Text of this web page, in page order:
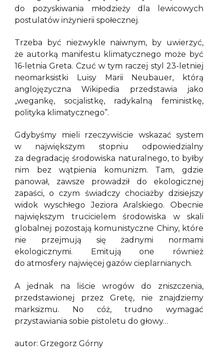
do pozyskiwania młodzieży dla lewicowych
postulatów inżynierii społecznej.
Trzeba być niezwykle naiwnym, by uwierzyć,
że autorką manifestu klimatycznego może być
16-letnia Greta. Czuć w tym raczej styl 23-letniej
neomarksistki Luisy Marii Neubauer, którą
anglojęzyczna Wikipedia przedstawia jako
„wegankę, socjalistkę, radykalną feministkę,
polityka klimatycznego”.
Gdybyśmy mieli rzeczywiście wskazać system
w największym stopniu odpowiedzialny
za degradację środowiska naturalnego, to byłby
nim bez wątpienia komunizm. Tam, gdzie
panował, zawsze prowadził do ekologicznej
zapaści, o czym świadczy chociażby dzisiejszy
widok wyschłego Jeziora Aralskiego. Obecnie
największym trucicielem środowiska w skali
globalnej pozostają komunistyczne Chiny, które
nie przejmują się żadnymi normami
ekologicznymi. Emitują one również
do atmosfery najwięcej gazów cieplarnianych.
A jednak na liście wrogów do zniszczenia,
przedstawionej przez Gretę, nie znajdziemy
marksizmu. No cóż, trudno wymagać
przystawiania sobie pistoletu do głowy…
autor: Grzegorz Górny